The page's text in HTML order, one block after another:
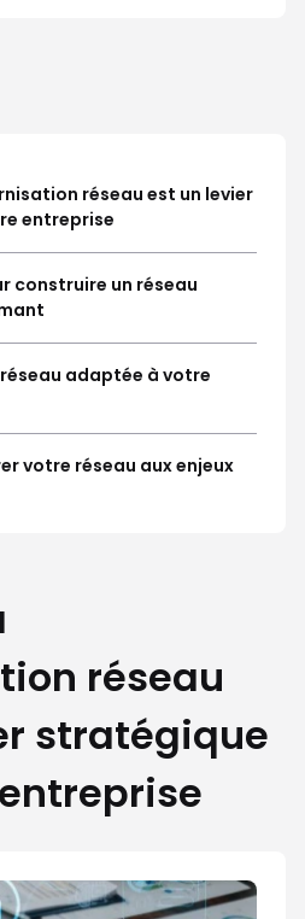
réseau est un levier
entreprise
construire un réseau
adaptée à votre
votre réseau aux enjeux
réseau
stratégique